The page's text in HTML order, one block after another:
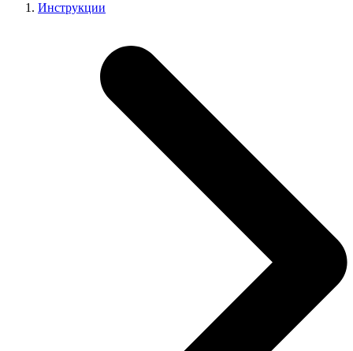
Инструкции